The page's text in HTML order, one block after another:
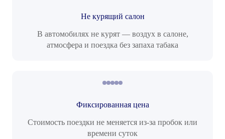
Не курящий салон
В автомобилях не курят — воздух в салоне,
атмосфера и поездка без запаха табака
Фиксированная цена
Стоимость поездки не меняется из-за пробок или
времени суток